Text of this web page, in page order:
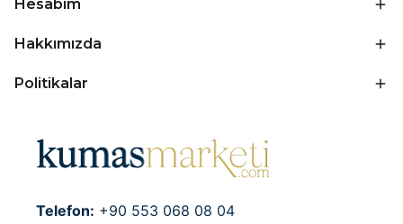
Hesabım
Hakkımızda
Politikalar
Telefon: +90 553 068 08 04